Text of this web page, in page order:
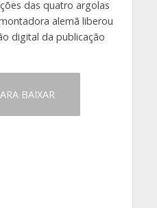
das quatro argolas
alemã liberou
digital da publicação
BAIXAR